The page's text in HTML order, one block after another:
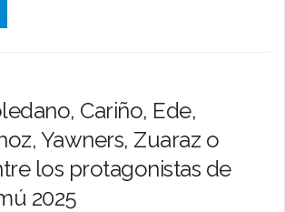
Cariño, Ede,
Yawners, Zuaraz o
los protagonistas de
2025